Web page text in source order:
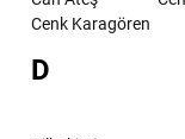
Cenk Karagören
D